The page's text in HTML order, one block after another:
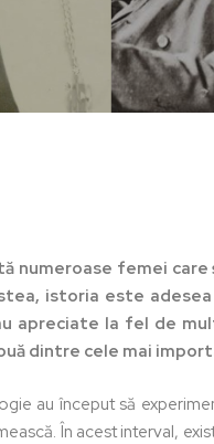
numeroase femei
istoria este
apreciate la fel de
dintre cele mai
au început să
În acest interval,